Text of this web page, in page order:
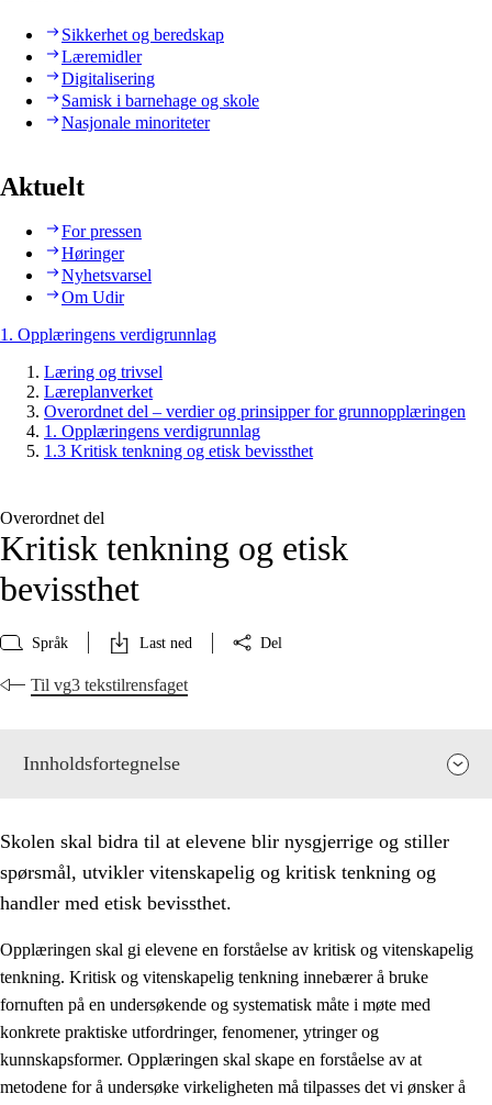
Sikkerhet og beredskap
Læremidler
Digitalisering
Samisk i barnehage og skole
Nasjonale minoriteter
Aktuelt
For pressen
Høringer
Nyhetsvarsel
Om Udir
1. Opplæringens verdigrunnlag
Læring og trivsel
Læreplanverket
Overordnet del – verdier og prinsipper for grunnopplæringen
1. Opplæringens verdigrunnlag
1.3 Kritisk tenkning og etisk bevissthet
Overordnet del
Kritisk tenkning og etisk
bevissthet
Språk Last ned Del
Til vg3 tekstilrensfaget
Innholdsfortegnelse
1. Opplæringens verdigrunnlag
Skolen skal bidra til at elevene blir nysgjerrige og stiller
spørsmål, utvikler vitenskapelig og kritisk tenkning og
handler med etisk bevissthet.
Opplæringen skal gi elevene en forståelse av kritisk og vitenskapelig
tenkning. Kritisk og vitenskapelig tenkning innebærer å bruke
fornuften på en undersøkende og systematisk måte i møte med
konkrete praktiske utfordringer, fenomener, ytringer og
kunnskapsformer. Opplæringen skal skape en forståelse av at
metodene for å undersøke virkeligheten må tilpasses det vi ønsker å